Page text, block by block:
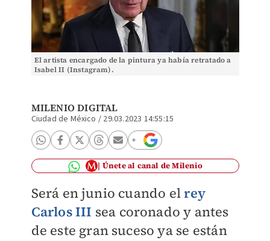
El artista encargado de la pintura ya había retratado a
Isabel II (Instagram).
MILENIO DIGITAL
Ciudad de México / 29.03.2023 14:55:15
Únete al canal de Milenio
Será en junio cuando elrey
Carlos III sea coronado y antes
de este gran suceso ya se están